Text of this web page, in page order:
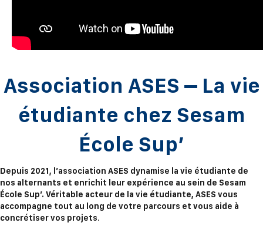
Association ASES – La vie
étudiante chez Sesam
École Sup’
Depuis 2021, l’association ASES dynamise la vie étudiante de
nos alternants et enrichit leur expérience au sein de Sesam
École Sup’. Véritable acteur de la vie étudiante, ASES vous
accompagne tout au long de votre parcours et vous aide à
concrétiser vos projets.